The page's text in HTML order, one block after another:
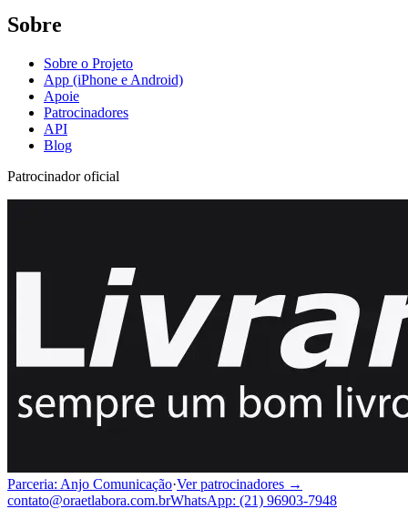
Sobre
Sobre o Projeto
App (iPhone e Android)
Apoie
Patrocinadores
API
Blog
Patrocinador oficial
Parceria: Anjo Comunicação·Ver patrocinadores →
contato@oraetlabora.com.brWhatsApp: (21) 96903-7948